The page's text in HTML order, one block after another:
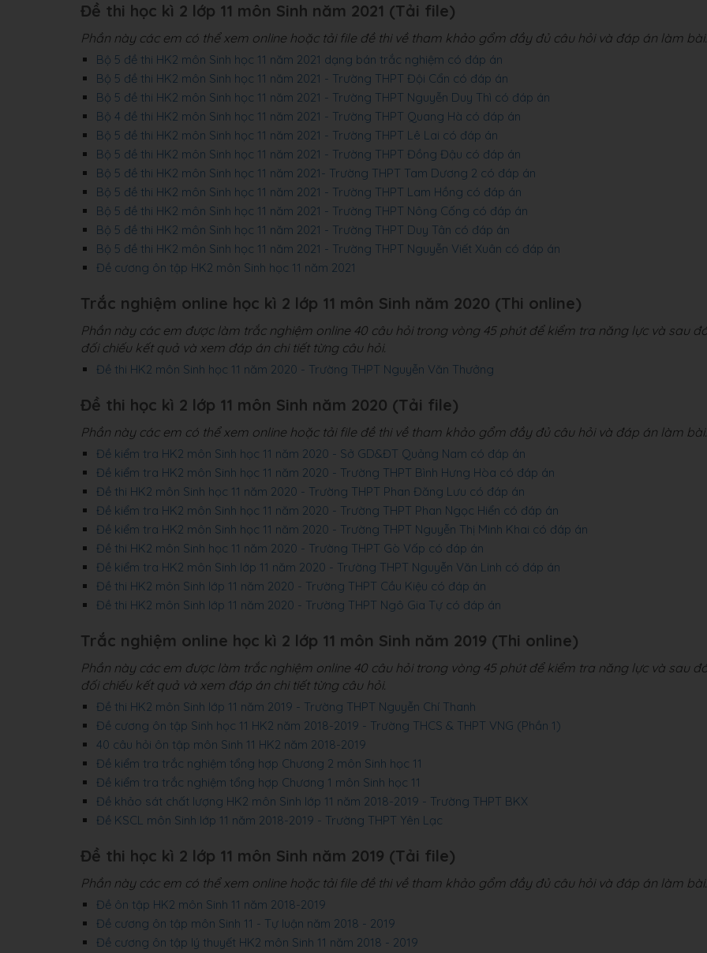
Đề thi học kì 2 lớp 11 môn Sinh năm 2021 (Tải file)
Phần này các em có thể xem online hoặc tải file đề thi về tham khảo gổm đầy đủ câu hỏi và đáp án làm bài.
Bộ 5 đề thi HK2 môn Sinh học 11 năm 2021 dạng bán trắc nghiệm có đáp án
Bộ 5 đề thi HK2 môn Sinh học 11 năm 2021 - Trường THPT Đội Cẩn có đáp án
Bộ 5 đề thi HK2 môn Sinh học 11 năm 2021 - Trường THPT Nguyễn Duy Thì có đáp án
Bộ 4 đề thi HK2 môn Sinh học 11 năm 2021 - Trường THPT Quang Hà có đáp án
Bộ 5 đề thi HK2 môn Sinh học 11 năm 2021 - Trường THPT Lê Lai có đáp án
Bộ 5 đề thi HK2 môn Sinh học 11 năm 2021 - Trường THPT Đồng Đậu có đáp án
Bộ 5 đề thi HK2 môn Sinh học 11 năm 2021- Trường THPT Tam Dương 2 có đáp án
Bộ 5 đề thi HK2 môn Sinh học 11 năm 2021 - Trường THPT Lam Hồng có đáp án
Bộ 5 đề thi HK2 môn Sinh học 11 năm 2021 - Trường THPT Nông Cống có đáp án
Bộ 5 đề thi HK2 môn Sinh học 11 năm 2021 - Trường THPT Duy Tân có đáp án
Bộ 5 đề thi HK2 môn Sinh học 11 năm 2021 - Trường THPT Nguyễn Viết Xuân có đáp án
Đề cương ôn tập HK2 môn Sinh học 11 năm 2021
Trắc nghiệm online học kì 2 lớp 11 môn Sinh năm 2020 (Thi online)
Phần này các em được làm trắc nghiệm online 40 câu hỏi trong vòng 45 phút để kiểm tra năng lực và sau
đối chiếu kết quả và xem đáp án chi tiết từng câu hỏi.
Đề thi HK2 môn Sinh học 11 năm 2020 - Trường THPT Nguyễn Văn Thưởng
Đề thi học kì 2 lớp 11 môn Sinh năm 2020 (Tải file)
Phần này các em có thể xem online hoặc tải file đề thi về tham khảo gổm đầy đủ câu hỏi và đáp án làm bài.
Đề kiểm tra HK2 môn Sinh học 11 năm 2020 - Sở GD&ĐT Quảng Nam có đáp án
Đề kiểm tra HK2 môn Sinh học 11 năm 2020 - Trường THPT Bình Hưng Hòa có đáp án
Đề thi HK2 môn Sinh học 11 năm 2020 - Trường THPT Phan Đăng Lưu có đáp án
Đề kiểm tra HK2 môn Sinh học 11 năm 2020 - Trường THPT Phan Ngọc Hiển có đáp án
Đề kiểm tra HK2 môn Sinh học 11 năm 2020 - Trường THPT Nguyễn Thị Minh Khai có đáp án
Đề thi HK2 môn Sinh học 11 năm 2020 - Trường THPT Gò Vấp có đáp án
Đề kiểm tra HK2 môn Sinh lớp 11 năm 2020 - Trường THPT Nguyễn Văn Linh có đáp án
Đề thi HK2 môn Sinh lớp 11 năm 2020 - Trường THPT Cầu Kiệu có đáp án
Đề thi HK2 môn Sinh lớp 11 năm 2020 - Trường THPT Ngô Gia Tự có đáp án
Trắc nghiệm online học kì 2 lớp 11 môn Sinh năm 2019 (Thi online)
Phần này các em được làm trắc nghiệm online 40 câu hỏi trong vòng 45 phút để kiểm tra năng lực và sau
đối chiếu kết quả và xem đáp án chi tiết từng câu hỏi.
Đề thi HK2 môn Sinh lớp 11 năm 2019 - Trường THPT Nguyễn Chí Thanh
Đề cương ôn tập Sinh học 11 HK2 năm 2018-2019 - Trường THCS & THPT VNG (Phần 1)
40 câu hỏi ôn tập môn Sinh 11 HK2 năm 2018-2019
Đề kiểm tra trắc nghiệm tổng hợp Chương 2 môn Sinh học 11
Đề kiểm tra trắc nghiệm tổng hợp Chương 1 môn Sinh học 11
Đề khảo sát chất lượng HK2 môn Sinh lớp 11 năm 2018-2019 - Trường THPT BKX
Đề KSCL môn Sinh lớp 11 năm 2018-2019 - Trường THPT Yên Lạc
Đề thi học kì 2 lớp 11 môn Sinh năm 2019 (Tải file)
Phần này các em có thể xem online hoặc tải file đề thi về tham khảo gổm đầy đủ câu hỏi và đáp án làm bài.
Đề ôn tập HK2 môn Sinh 11 năm 2018-2019
Đề cương ôn tập môn Sinh 11 - Tự luận năm 2018 - 2019
Đề cương ôn tập lý thuyết HK2 môn Sinh 11 năm 2018 - 2019